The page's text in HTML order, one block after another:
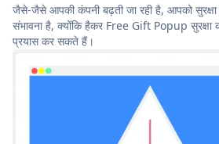
जैसे-जैसे आपकी कंपनी बढ़ती जा रही है, आपको
संभावना है, क्योंकि हैकर Free Gift Popup सुरक्षा
प्रयास कर सकते हैं।